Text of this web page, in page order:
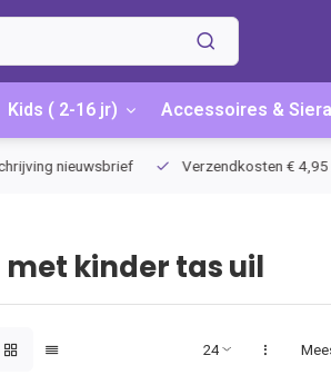
Kids ( 2-16 jr) Accessoires &
nieuwsbrief Verzendkosten € 4,95 /
kinder tas uil